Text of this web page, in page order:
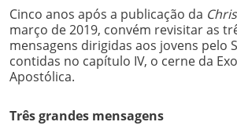
Cinco anos após a publicação da
março de 2019, convém revisitar as
mensagens dirigidas aos jovens pelo
contidas no capítulo IV, o cerne da
Apostólica.
Três grandes mensagens